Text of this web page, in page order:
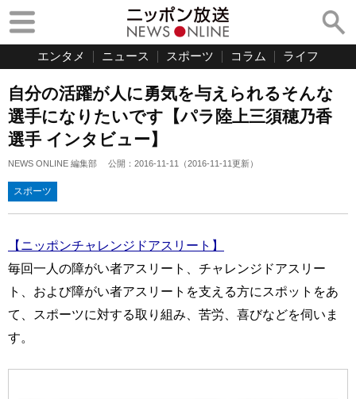
エンタメ ニュース スポーツ コラム ライフ
自分の活躍が人に勇気を与えられるそんな
選手になりたいです【パラ陸上三須穂乃香
選手 インタビュー】
NEWS ONLINE 編集部 公開： 2016-11-11 （2016-11-11更新）
スポーツ
【ニッポンチャレンジドアスリート】
毎回一人の障がい者アスリート、チャレンジドアスリー
ト、および障がい者アスリートを支える方にスポットをあ
て、スポーツに対する取り組み、苦労、喜びなどを伺いま
す。